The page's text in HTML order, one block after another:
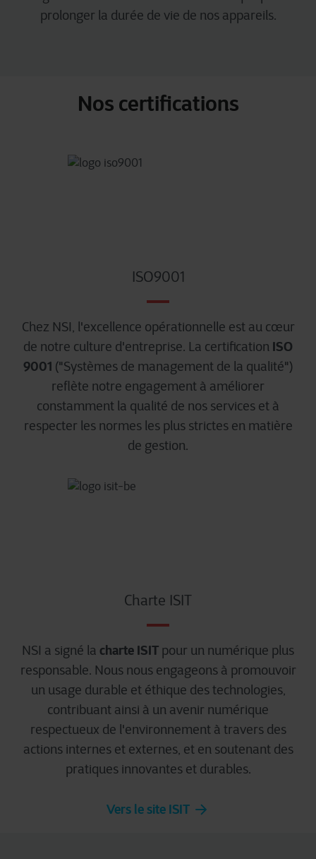
prolonger la durée de vie de nos appareils.
Nos certifications
ISO9001
Chez NSI, l'excellence opérationnelle est au cœur
de notre culture d'entreprise. La certification ISO
9001 ("Systèmes de management de la qualité")
reflète notre engagement à améliorer
constamment la qualité de nos services et à
respecter les normes les plus strictes en matière
de gestion.
Charte ISIT
NSI a signé la charte ISIT pour un numérique plus
responsable. Nous nous engageons à promouvoir
un usage durable et éthique des technologies,
contribuant ainsi à un avenir numérique
respectueux de l'environnement à travers des
actions internes et externes, et en soutenant des
pratiques innovantes et durables.
Vers le site ISIT